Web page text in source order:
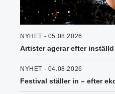
NYHET - 05.08.2026
Artister agerar efter
NYHET - 04.08.2026
Festival ställer in – efter